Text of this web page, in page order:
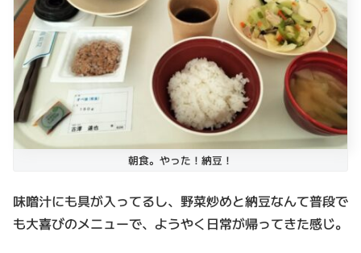
朝食。やった！納豆！
味噌汁にも具が入ってるし、野菜炒めと納豆なんて普段で
も大喜びのメニューで、ようやく日常が帰ってきた感じ。